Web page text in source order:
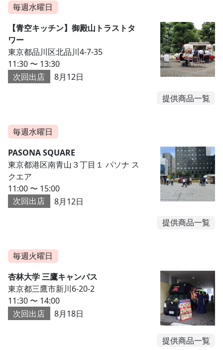
毎週水曜日
【青空キッチン】御殿山トラストタ
ワー
東京都品川区北品川4-7-35
11:30 〜 13:30
次回出店
8月12日
提供商品一覧
毎週水曜日
PASONA SQUARE
東京都港区南青山３丁目１ パソナ ス
クエア
11:00 〜 15:00
次回出店
8月12日
提供商品一覧
毎週火曜日
杏林大学 三鷹キャンパス
東京都三鷹市新川6-20-2
11:30 〜 14:00
次回出店
8月18日
提供商品一覧